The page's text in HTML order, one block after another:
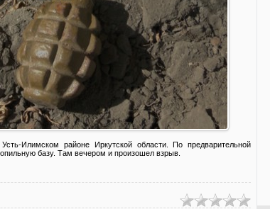
Илимском районе Иркутской области. По предварительной
базу. Там вечером и произошел взрыв.